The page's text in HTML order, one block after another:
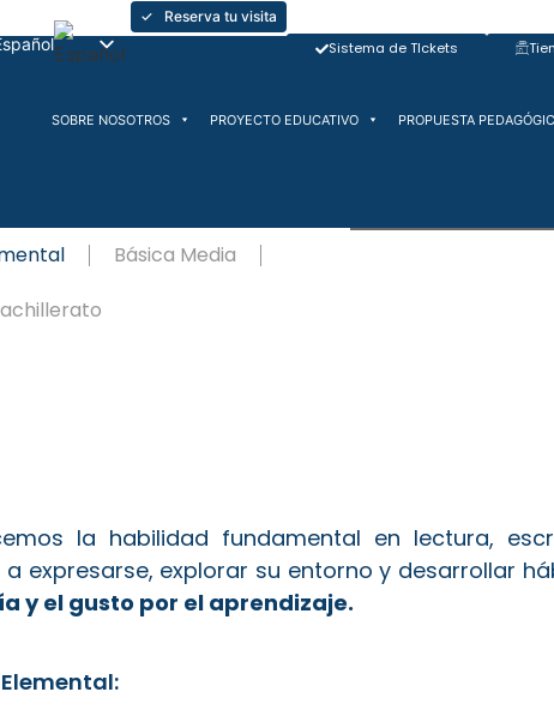
✓ Reserva tu visita
Sistema de TIckets
SOBRE NOSOTROS PROYECTO EDUCATIVO PROPUESTA
Básica Media
la habilidad fundamental en lectura,
expresarse, explorar su entorno y desarrollar
y el gusto por el aprendizaje.